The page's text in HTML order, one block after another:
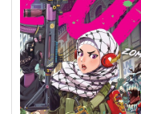
Misi Solat Lima
#4: Diari Umrah Im...
Available Qty: 0
RM 12.00